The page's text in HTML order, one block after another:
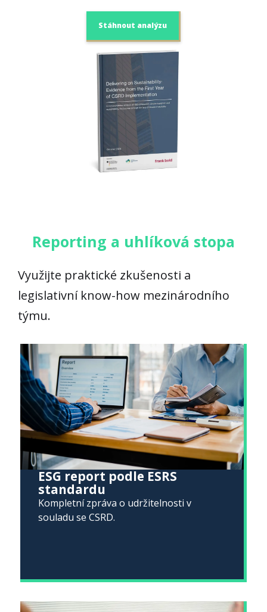
Stáhnout analýzu
Reporting a uhlíková stopa
Využijte praktické zkušenosti a
legislativní know-how mezinárodního
týmu.
ESG report podle ESRS
standardu
Kompletní zpráva o udržitelnosti v
souladu se CSRD.